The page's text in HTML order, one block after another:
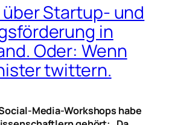
Startup- und
in
Oder: Wenn
twittern.
Media-Workshops habe